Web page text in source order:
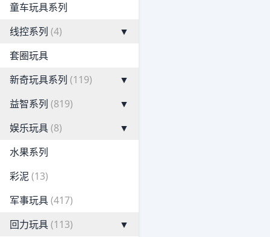
童车玩具系列
线控系列 (4)
▼
套圈玩具
新奇玩具系列 (119)
▼
益智系列 (819)
▼
娱乐玩具(8)
▼
水果系列
彩泥(13)
军事玩具(417)
回力玩具(113)
▼